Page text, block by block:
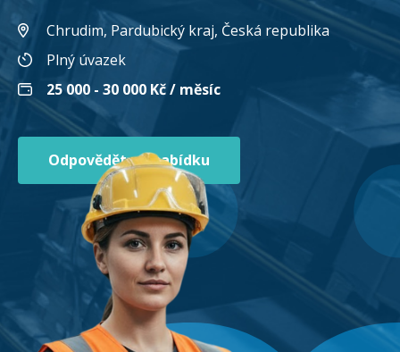
Chrudim, Pardubický kraj, Česká republika
Plný úvazek
25 000 - 30 000 Kč / měsíc
Odpovědět na nabídku